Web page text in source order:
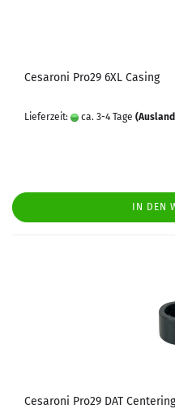
Cesaroni Pro29 6XL Casing
Lieferzeit: ca. 3-4 Tage
IN DEN
Cesaroni Pro29 DAT